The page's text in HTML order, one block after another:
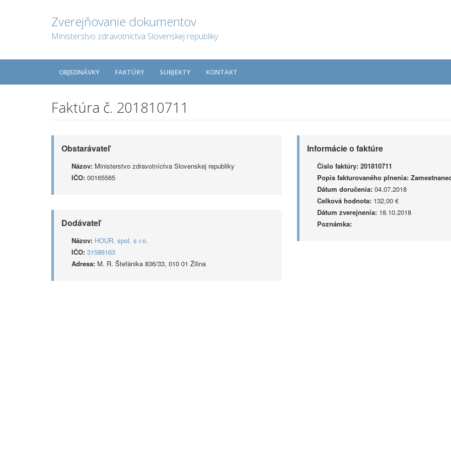
Zverejňovanie dokumentov
Ministerstvo zdravotníctva Slovenskej republiky
OBJEDNÁVKY FAKTÚRY SUBJEKTY KONTAKT
Faktúra č. 201810711
Obstarávateľ
Názov: Ministerstvo zdravotníctva Slovenskej republiky
IČO: 00165565
Dodávateľ
Názov: HOUR, spol. s r.o.
IČO: 31586163
Adresa: M. R. Štefánika 836/33, 010 01 Žilina
Informácie o faktúre
Číslo faktúry: 201810711
Popis fakturovaného plnenia:
Dátum doručenia:04.07.2018
Celková hodnota:132,00 €
Dátum zverejnenia:18.10.2018
Poznámka: